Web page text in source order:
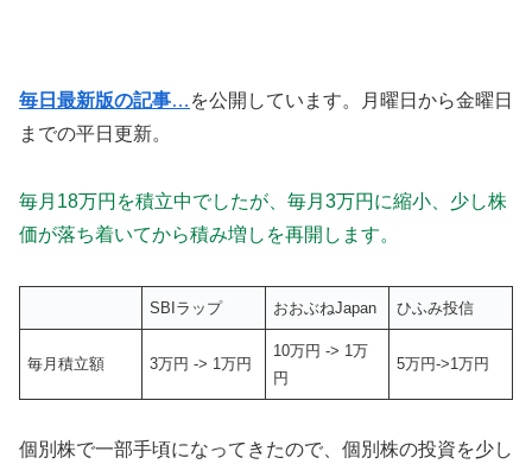
毎日最新版の記事… を公開しています。月曜日から金曜日
までの平日更新。
毎月18万円を積立中でしたが、毎月3万円に縮小、少し株
価が落ち着いてから積み増しを再開します。
SBIラップ おおぶねJapan ひふみ投信
毎月積立額 3万円 -> 1万円
10万円 -> 1万
円
5万円->1万円
個別株で一部手頃になってきたので、個別株の投資を少し